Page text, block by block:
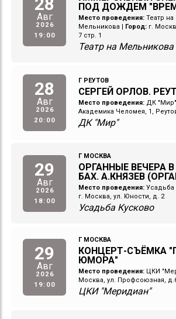
Авг
2026
19:00
ПОД ДОЖДЕМ
Место проведения: Театр на
Мельникова
Город: г.
7 стр. 1
Театр на Мельникова
28
Авг
2026
20:00
Г РЕУТОВ
СЕРГЕЙ ОРЛОВ.
Место проведения: ДК "Мир"
Академика Челомея, 1,
ДК "Мир"
29
Авг
2026
18:00
Г МОСКВА
ОРГАННЫЕ ВЕЧЕРА
БАХ. А.КНЯЗЕВ
Место проведения: Усадьба
г. Москва, ул. Юности, д. 2
Усадьба Кусково
29
Авг
2026
19:00
Г МОСКВА
КОНЦЕРТ-СЪЁМКА
ЮМОРА"
Место проведения: ЦКИ
Москва, ул. Профсоюзная,
ЦКИ "Меридиан"